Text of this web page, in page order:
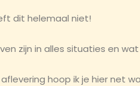
dit helemaal niet!
zijn in alles situaties en
hoop ik je hier net